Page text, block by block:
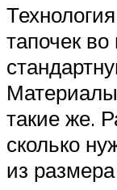
тапочек
такие же.
сколько
из